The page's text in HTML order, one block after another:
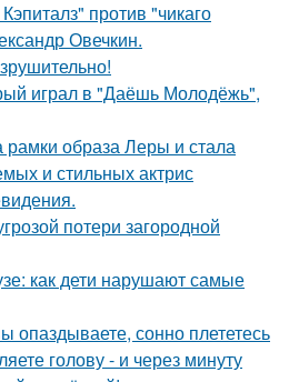
против "чикаго
Овечкин.
играл в "Даёшь Молодёжь",
образа Леры и стала
и стильных актрис
потери загородной
как дети нарушают самые
опаздываете, сонно плететесь
голову - и через минуту